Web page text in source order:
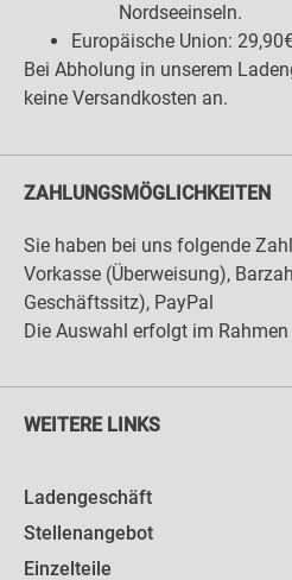
Nordseeinseln.
Europäische Union: 29,90€
Bei Abholung in unserem
keine Versandkosten an.
ZAHLUNGSMÖGLICHKEITEN
Sie haben bei uns folgende
Vorkasse (Überweisung),
Geschäftssitz), PayPal
Die Auswahl erfolgt im
WEITERE LINKS
Ladengeschäft
Stellenangebot
Einzelteile